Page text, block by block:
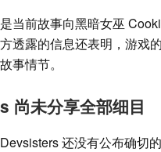
当前故事向黑暗女巫
透露的信息还表明，游戏
事情节。
尚未分享全部细目
还没有公布确切